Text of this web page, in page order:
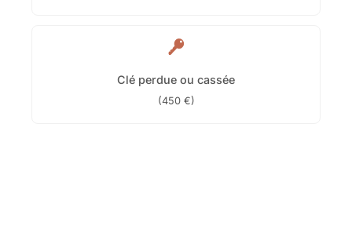
Clé perdue ou cassée
(450 €)